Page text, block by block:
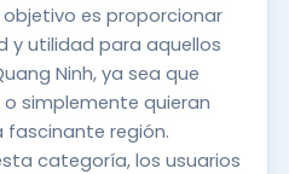
es proporcionar
y utilidad para aquellos
Ninh, ya sea que
simplemente quieran
fascinante región.
categoría, los usuarios